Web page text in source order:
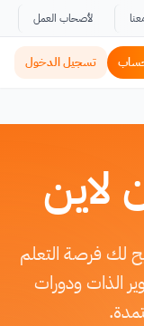
لأصحاب العمل
تسجيل الدخول
لاين
لك فرصة التعلم
الذات ودورات